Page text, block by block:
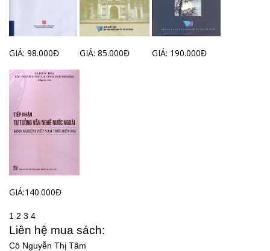
GIÁ: 98.000Đ GIÁ: 85.000Đ GIÁ: 190.000Đ
GIÁ:140.000Đ
1 2 3 4
Liên hệ mua sách:
Cô Nguyễn Thị Tâm